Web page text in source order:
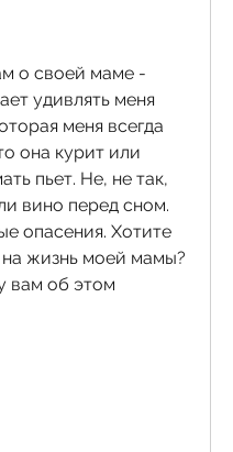
о своей маме -
удивлять меня
меня всегда
она курит или
пьет. Не, не так,
вино перед сном.
опасения. Хотите
на жизнь моей мамы?
вам об этом